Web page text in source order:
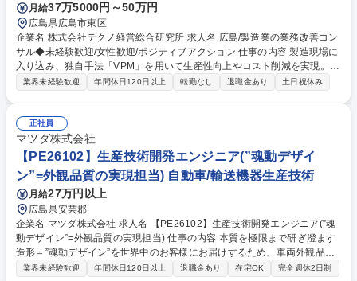
月給37万5000円～50万円
広島県広島市東区
企業名 株式会社テクノ経営総合研究所 求人名 広島/製造業の業務改善コン
サル◆未経験歓迎/女性歓迎/ポジティブアクション 仕事の内容 製造現場に
入り込み、独自手法「VPM」を用いて生産性向上やコスト削減を実現。経
営層から現場まで一丸となって課題解決に挑む「実行支援型」のコンサル
と対峙できる実践的な環境です。 ・担当案件は1年スパン。じっくり信頼
関係を構築 ・生産、物流、ITなど多角的な改善を実施 ・経営と現場の橋
渡し役としてプロジェクトを牽引します。「現場を知る」あなたの経験が
活きます。成果を出せば年収2000万円も目指せる、夢のある環境です。
募集職種 広島/製造業の業務改善コンサル◆未経験歓迎/女性歓迎/ポジティ
ブアクション
業界未経験歓迎 年間休日120日以上 転勤なし 退職金あり 土日祝休み
正社員
マツダ株式会社
【PE26102】生産技術開発エンジニア(”魂動デザイ
ン”=外観品質の実現担当) 自動車/輸送機器生産技術
月給27万円以上
広島県安芸郡
企業名 マツダ株式会社 求人名 【PE26102】生産技術開発エンジニア(”魂
動デザイン”=外観品質の実現担当) 仕事の内容 本質を極限まで研ぎ澄ます
造形＝”魂動デザイン”を世界中のお客様にお届けするため、車両外観品質
向上のスペシャリストとして、新型車の量産準備と生産技術開発を担当い
業界未経験歓迎 年間休日120日以上 退職金あり 在宅OK 完全週休2日制